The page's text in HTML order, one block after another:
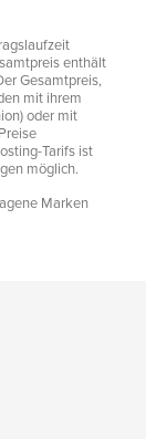
enthält
Gesamtpreis,
mit ihrem
oder mit
Tarifs ist
möglich.
Marken